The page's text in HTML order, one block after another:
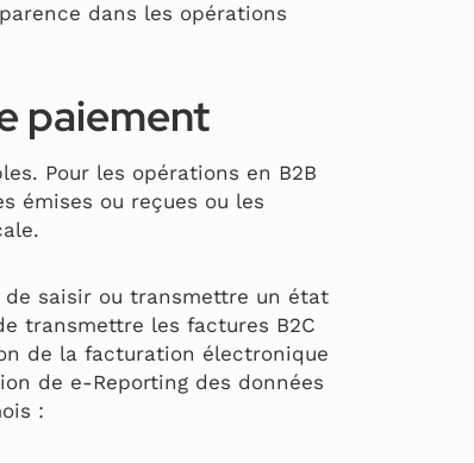
dans les opérations
paiement
Pour les opérations en B2B
émises ou reçues ou les
de saisir ou transmettre un état
transmettre les factures B2C
de la facturation électronique
de e-Reporting des données
: